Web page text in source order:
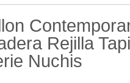
Rejilla
Nuchis